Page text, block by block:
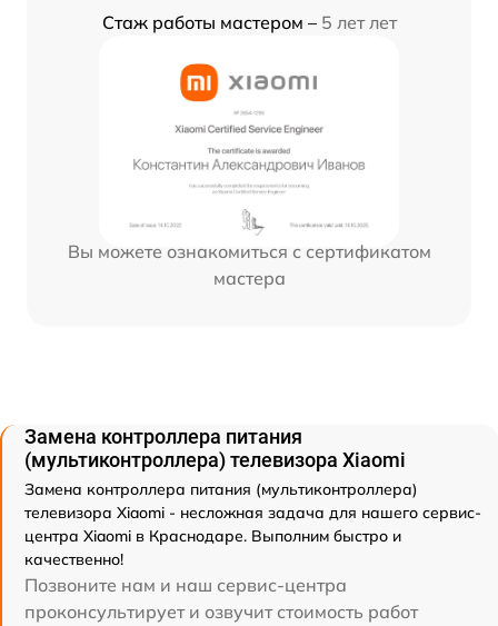
Стаж работы мастером – 5 лет лет
Вы можете ознакомиться с сертификатом
мастера
Замена контроллера питания
(мультиконтроллера) телевизора Xiaomi
Замена контроллера питания (мультиконтроллера)
телевизора Xiaomi - несложная задача для нашего сервис-
центра Xiaomi в Краснодаре. Выполним быстро и
качественно!
Позвоните нам и наш сервис-центра
проконсультирует и озвучит стоимость работ